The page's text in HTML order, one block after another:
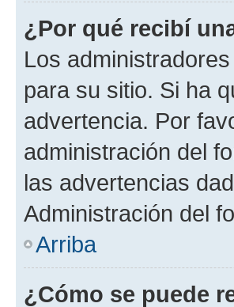
¿Por qué recibí
Los
para su sitio. Si ha
advertencia. Por
administración del
las advertencias
Administración del
Arriba
¿Cómo se puede